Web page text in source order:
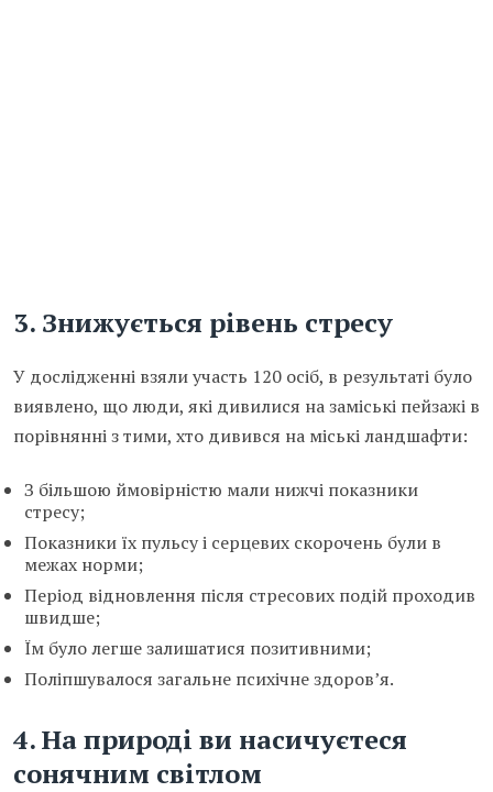
3. Знижується рівень стресу
У дослідженні взяли участь 120 осіб, в результаті було
виявлено, що люди, які дивилися на заміські пейзажі в
порівнянні з тими, хто дивився на міські ландшафти:
З більшою ймовірністю мали нижчі показники
стресу;
Показники їх пульсу і серцевих скорочень були в
межах норми;
Період відновлення після стресових подій проходив
швидше;
Їм було легше залишатися позитивними;
Поліпшувалося загальне психічне здоров’я.
4. На природі ви насичуєтеся
сонячним світлом